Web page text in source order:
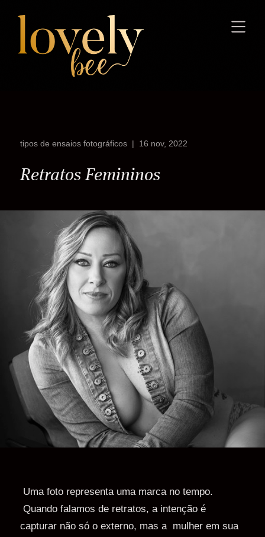
tipos de ensaios fotográficos| 16 nov, 2022
Retratos Femininos
Uma foto representa uma marca no tempo.
Quando falamos de retratos, a intenção é
capturar não só o externo, mas a mulher em sua